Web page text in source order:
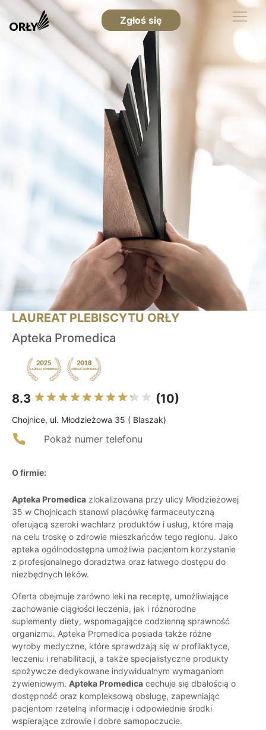
Zgłoś się
LAUREAT PLEBISCYTU ORŁY
Apteka Promedica
8.3 (10)
Chojnice, ul. Młodzieżowa 35 ( Blaszak)
Pokaż numer telefonu
O firmie:
Apteka Promedica zlokalizowana przy ulicy Młodzieżowej
35 w Chojnicach stanowi placówkę farmaceutyczną
oferującą szeroki wachlarz produktów i usług, które mają
na celu troskę o zdrowie mieszkańców tego regionu. Jako
apteka ogólnodostępna umożliwia pacjentom korzystanie
z profesjonalnego doradztwa oraz łatwego dostępu do
niezbędnych leków.
Oferta obejmuje zarówno leki na receptę, umożliwiające
zachowanie ciągłości leczenia, jak i różnorodne
suplementy diety, wspomagające codzienną sprawność
organizmu. Apteka Promedica posiada także różne
wyroby medyczne, które sprawdzają się w profilaktyce,
leczeniu i rehabilitacji, a także specjalistyczne produkty
spożywcze dedykowane indywidualnym wymaganiom
żywieniowym. Apteka Promedica cechuje się dbałością o
dostępność oraz kompleksową obsługę, zapewniając
pacjentom rzetelną informację i odpowiednie środki
wspierające zdrowie i dobre samopoczucie.